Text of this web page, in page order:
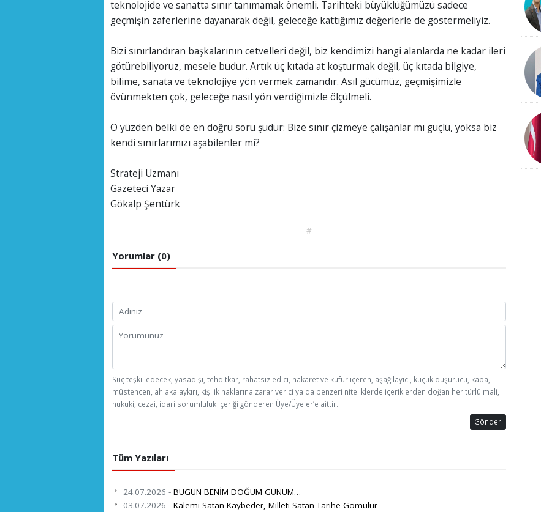
teknolojide ve sanatta sınır tanımamak önemli. Tarihteki büyüklüğümüzü sadece
geçmişin zaferlerine dayanarak değil, geleceğe kattığımız değerlerle de göstermeliyiz.
Bizi sınırlandıran başkalarının cetvelleri değil, biz kendimizi hangi alanlarda ne kadar ileri
götürebiliyoruz, mesele budur. Artık üç kıtada at koşturmak değil, üç kıtada bilgiye,
bilime, sanata ve teknolojiye yön vermek zamandır. Asıl gücümüz, geçmişimizle
övünmekten çok, geleceğe nasıl yön verdiğimizle ölçülmeli.
O yüzden belki de en doğru soru şudur: Bize sınır çizmeye çalışanlar mı güçlü, yoksa biz
kendi sınırlarımızı aşabilenler mi?
Strateji Uzmanı
Gazeteci Yazar
Gökalp Şentürk
#
Yorumlar (0)
Suç teşkil edecek, yasadışı, tehditkar, rahatsız edici, hakaret ve küfür içeren, aşağılayıcı, küçük düşürücü, kaba,
müstehcen, ahlaka aykırı, kişilik haklarına zarar verici ya da benzeri niteliklerde içeriklerden doğan her türlü mali,
hukuki, cezai, idari sorumluluk içeriği gönderen Üye/Üyeler’e aittir.
Gönder
Tüm Yazıları
24.07.2026 - BUGÜN BENİM DOĞUM GÜNÜM…
03.07.2026 - Kalemi Satan Kaybeder, Milleti Satan Tarihe Gömülür